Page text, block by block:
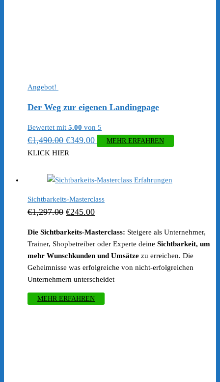
Angebot!
Der Weg zur eigenen Landingpage
Bewertet mit 5.00 von 5
€1,490.00 Ursprünglicher
Preis
€1,490.00
€349.00Aktueller
€349.00.
MEHR ERFAHREN
KLICK HIER
Sichtbarkeits-Masterclass
€1,297.00 Ursprünglicher
€1,297.00
€245.00Aktueller
€245.00.
Die Sichtbarkeits-Masterclass: Steigere als Unternehmer,
Trainer, Shopbetreiber oder Experte deine Sichtbarkeit, um
mehr Wunschkunden und Umsätze zu erreichen. Die
Geheimnisse was erfolgreiche von nicht-erfolgreichen
Unternehmern unterscheidet
MEHR ERFAHREN